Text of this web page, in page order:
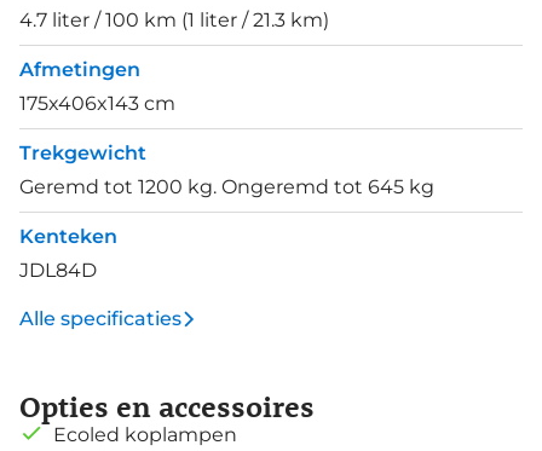
4.7 liter / 100 km (1 liter / 21.3 km)
Afmetingen
175x406x143 cm
Trekgewicht
Geremd tot 1200 kg. Ongeremd tot 645 kg
Kenteken
JDL84D
Alle specificaties
Opties en accessoires
Ecoled koplampen